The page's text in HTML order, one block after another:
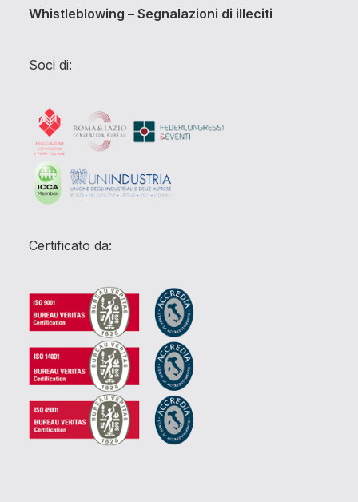
Whistleblowing – Segnalazioni di illeciti
Soci di:
Certificato da: